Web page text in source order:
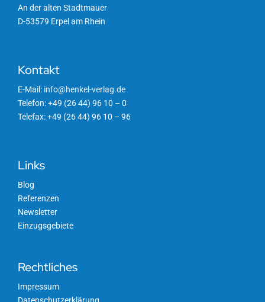
An der alten Stadtmauer
D-53579 Erpel am Rhein
Kontakt
E-Mail: info@henkel-verlag.de
Telefon: +49 (26 44) 96 10 – 0
Telefax: +49 (26 44) 96 10 – 96
Links
Blog
Referenzen
Newsletter
Einzugsgebiete
Rechtliches
Impressum